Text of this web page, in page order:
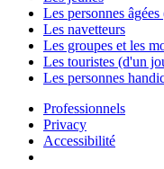
Les personnes
Les navetteurs
Les groupes et les
Les touristes (d'un
Les personnes
Professionnels
Privacy
Accessibilité